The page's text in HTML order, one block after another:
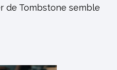
de Tombstone semble